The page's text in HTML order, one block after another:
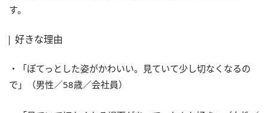
す。
好きな理由
・「ぽてっとした姿がかわいい。見ていて少し切なくなるの
で」（男性／58歳／会社員）